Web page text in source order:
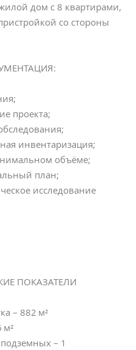
дом с 8 квартирами,
со стороны
проекта;
инвентаризация;
объёме;
план;
исследование
ПОКАЗАТЕЛИ
– 882 м²
м²
– 1